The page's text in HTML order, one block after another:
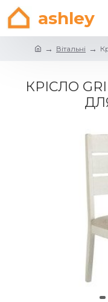
ashley
Вітальні
КРІСЛО